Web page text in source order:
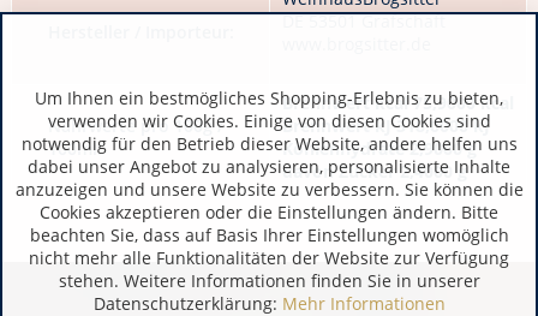
DE 53501 Grafschaft
Nährwerte pro 100g /
100ml:
Brennwert kcal 75,9000 kcal
Brennwert kJ 318,0000 kJ
Kohlenhydrate 2,9000 g
davon Zucker 2,4000 g
Um Ihnen ein bestmögliches Shopping-Erlebnis zu bieten,
verwenden wir Cookies. Einige von diesen Cookies sind
notwendig für den Betrieb dieser Website, andere helfen uns
dabei unser Angebot zu analysieren, personalisierte Inhalte
anzuzeigen und unsere Website zu verbessern. Sie können die
Cookies akzeptieren oder die Einstellungen ändern. Bitte
beachten Sie, dass auf Basis Ihrer Einstellungen womöglich
nicht mehr alle Funktionalitäten der Website zur Verfügung
stehen. Weitere Informationen finden Sie in unserer
Datenschutzerklärung: Mehr Informationen